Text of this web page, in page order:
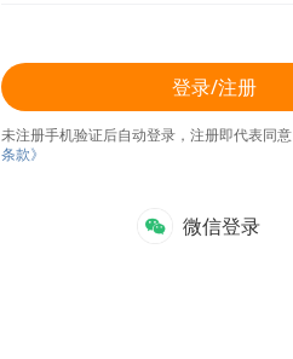
登录/注册
未注册手机验证后自动登录，注册即代表同意
条款》
微信登录